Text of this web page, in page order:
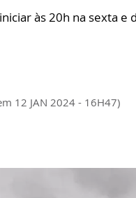
às 20h na sexta e
12 JAN 2024 - 16H47)